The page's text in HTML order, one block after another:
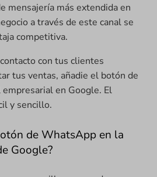
mensajería más extendida en
a través de este canal se
competitiva.
con tus clientes
tus ventas, añadie el botón de
en Google. El
y sencillo.
de WhatsApp en la
Google?